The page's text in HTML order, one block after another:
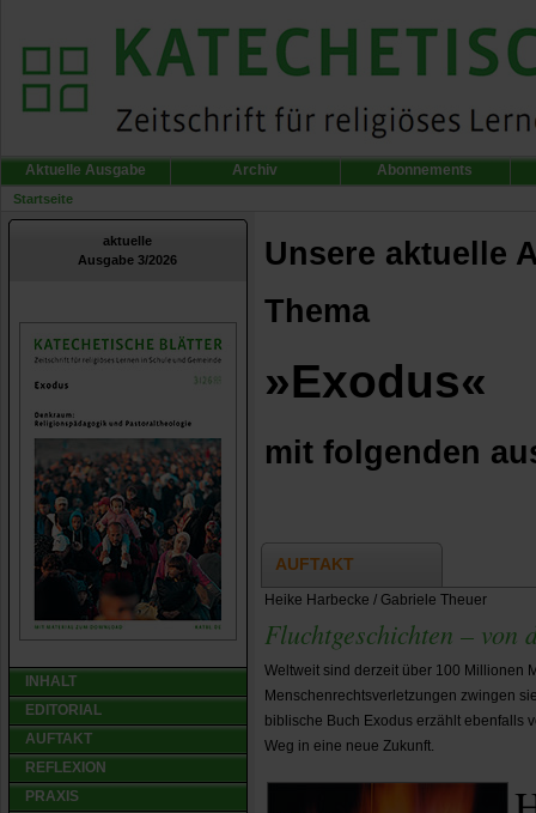
Aktuelle Ausgabe Archiv Abonnements
Startseite
aktuelle
Ausgabe 3/2026
INHALT
EDITORIAL
AUFTAKT
REFLEXION
PRAXIS
Unsere aktuelle
Thema
»Exodus«
mit folgenden
AUFTAKT
Heike Harbecke / Gabriele Theuer
Fluchtgeschichten – von
Weltweit sind derzeit über 100 Millionen
Menschenrechtsverletzungen zwingen
biblische Buch Exodus erzählt ebenfalls
Weg in eine neue Zukunft.